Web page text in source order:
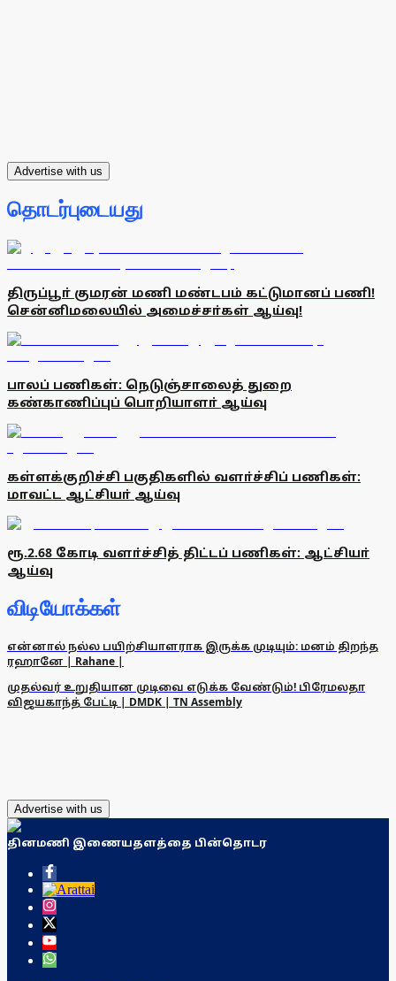
Advertise with us
தொடர்புடையது
திருப்பூா் குமரன் மணி மண்டபம் கட்டுமானப் பணி!
சென்னிமலையில் அமைச்சா்கள் ஆய்வு!
பாலப் பணிகள்: நெடுஞ்சாலைத் துறை
கண்காணிப்புப் பொறியாளா் ஆய்வு
கள்ளக்குறிச்சி பகுதிகளில் வளா்ச்சிப் பணிகள்:
மாவட்ட ஆட்சியா் ஆய்வு
ரூ.2.68 கோடி வளா்ச்சித் திட்டப் பணிகள்: ஆட்சியா்
ஆய்வு
விடியோக்கள்
என்னால் நல்ல பயிற்சியாளராக இருக்க முடியும்: மனம் திறந்த
ரஹானே | Rahane |
முதல்வர் உறுதியான முடிவை எடுக்க வேண்டும்! பிரேமலதா
விஜயகாந்த் பேட்டி | DMDK | TN Assembly
Advertise with us
தினமணி இணையதளத்தை பின்தொடர